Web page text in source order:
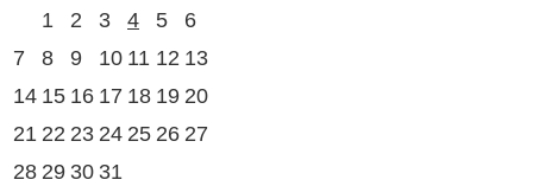
1
2 3 4 5
6
7
8 9 10 11 12 13
14 15 16 17 18 19 20
21 22 23 24 25 26 27
28 29 30 31